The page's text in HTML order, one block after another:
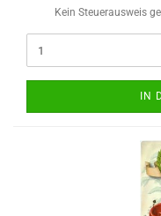
Kein Steuerausweis
IN